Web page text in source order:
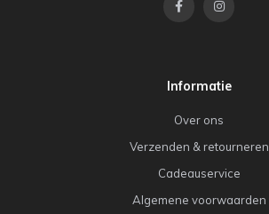
Informatie
Over ons
Verzenden & retourneren
Cadeauservice
Algemene voorwaarden